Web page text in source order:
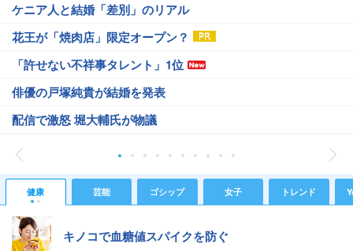
ケニア人と結婚「差別」のリアル
花王が「焼肉店」限定オープン？
「許せない不祥事タレント」1位
俳優の戸塚純貴が結婚を発表
配信で激怒 堀大輔氏が物議
健康 芸能 ゴシップ 女子 トレンド
キノコで血糖値スパイクを防ぐ